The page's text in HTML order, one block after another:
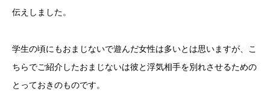
伝えしました。
学生の頃にもおまじないで遊んだ女性は多いとは思いますが、こ
ちらでご紹介したおまじないは彼と浮気相手を別れさせるための
とっておきのものです。